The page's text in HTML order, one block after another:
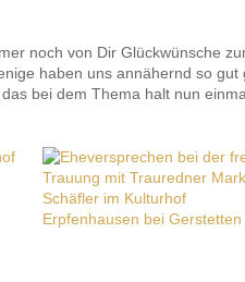
noch von Dir Glückwünsche
haben uns annähernd so
bei dem Thema halt nun